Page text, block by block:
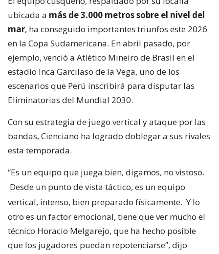
ubicada a más de 3.000 metros sobre el nivel del
mar, ha conseguido importantes triunfos este 2026
en la Copa Sudamericana. En abril pasado, por
ejemplo, venció a Atlético Mineiro de Brasil en el
estadio Inca Garcilaso de la Vega, uno de los
escenarios que Perú inscribirá para disputar las
Eliminatorias del Mundial 2030.
Con su estrategia de juego vertical y ataque por las
bandas, Cienciano ha logrado doblegar a sus rivales
esta temporada.
“Es un equipo que juega bien, digamos, no vistoso.
Desde un punto de vista táctico, es un equipo
vertical, intenso, bien preparado físicamente. Y lo
otro es un factor emocional, tiene que ver mucho el
técnico Horacio Melgarejo, que ha hecho posible
que los jugadores puedan repotenciarse”, dijo